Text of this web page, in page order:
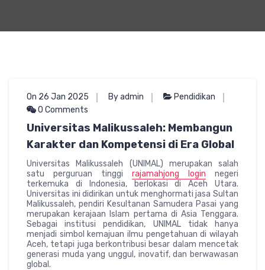
On 26 Jan 2025 By admin
Pendidikan
0 Comments
Universitas Malikussaleh: Membangun
Karakter dan Kompetensi di Era Global
Universitas Malikussaleh (UNIMAL) merupakan salah
satu perguruan tinggi rajamahjong login negeri
terkemuka di Indonesia, berlokasi di Aceh Utara.
Universitas ini didirikan untuk menghormati jasa Sultan
Malikussaleh, pendiri Kesultanan Samudera Pasai yang
merupakan kerajaan Islam pertama di Asia Tenggara.
Sebagai institusi pendidikan, UNIMAL tidak hanya
menjadi simbol kemajuan ilmu pengetahuan di wilayah
Aceh, tetapi juga berkontribusi besar dalam mencetak
generasi muda yang unggul, inovatif, dan berwawasan
global.